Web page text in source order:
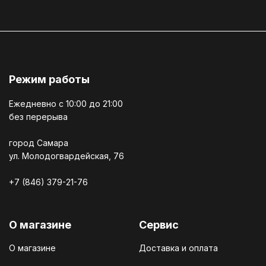
Режим работы
Ежедневно c 10:00 до 21:00
без перерыва
город Самара
ул. Молодогвардейская, 76
+7 (846) 379-21-76
О магазине
О магазине
Сервис
Доставка и оплата